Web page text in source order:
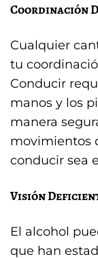
Coordinación
Cualquier
tu
Conducir
manos y los
manera
movimientos
conducir sea
Visión
El alcohol
que han